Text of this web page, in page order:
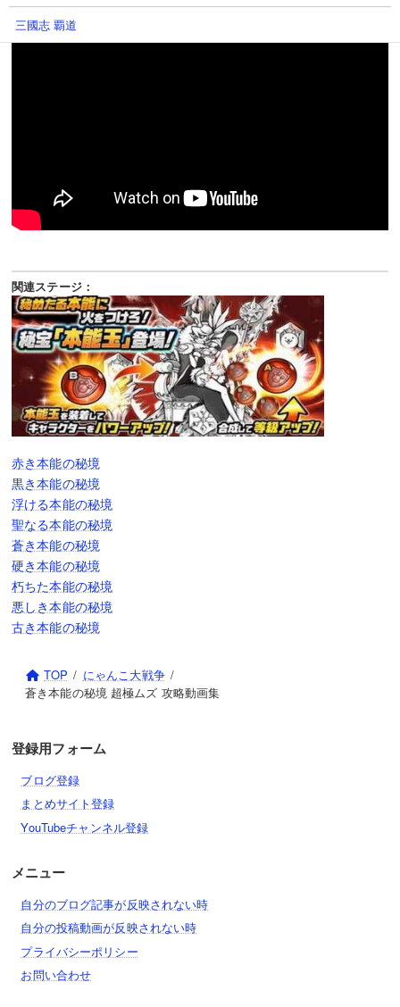
関連ステージ：
赤き本能の秘境
黒き本能の秘境
浮ける本能の秘境
聖なる本能の秘境
蒼き本能の秘境
硬き本能の秘境
朽ちた本能の秘境
悪しき本能の秘境
古き本能の秘境
TOP
にゃんこ大戦争
蒼き本能の秘境 超極ムズ 攻略動画集
登録用フォーム
ブログ登録
まとめサイト登録
YouTubeチャンネル登録
メニュー
自分のブログ記事が反映されない時
自分の投稿動画が反映されない時
プライバシーポリシー
お問い合わせ
三國志 覇道